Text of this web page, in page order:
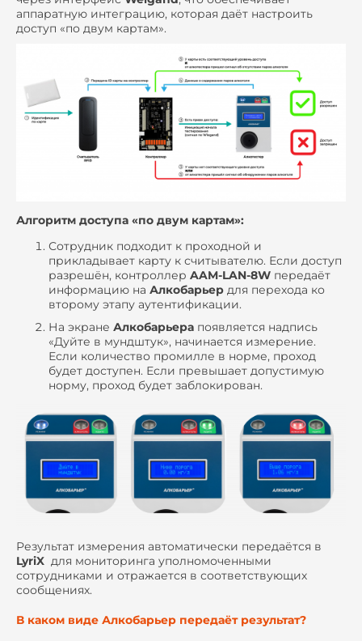
аппаратную интеграцию, которая даёт настроить
доступ «по двум картам».
Алгоритм доступа «по двум картам»:
Сотрудник подходит к проходной и
прикладывает карту к считывателю. Если доступ
разрешён, контроллер AAM‑LAN‑8W передаёт
информацию на Алкобарьер для перехода ко
второму этапу аутентификации.
На экране Алкобарьера появляется надпись
«Дуйте в мундштук», начинается измерение.
Если количество промилле в норме, проход
будет доступен. Если превышает допустимую
норму, проход будет заблокирован.
Результат измерения автоматически передаётся в
LyriX для мониторинга уполномоченными
сотрудниками и отражается в соответствующих
сообщениях.
В каком виде Алкобарьер передаёт результат?